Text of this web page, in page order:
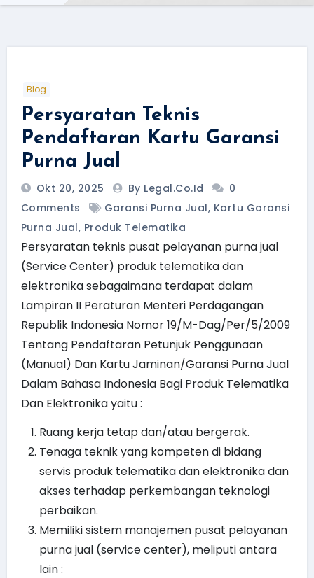
Blog
Persyaratan Teknis
Pendaftaran Kartu Garansi
Purna Jual
Okt 20, 2025 By Legal.Co.id
0
Comments
Garansi Purna Jual, Kartu Garansi
Purna Jual, Produk Telematika
Persyaratan teknis pusat pelayanan purna jual
(Service Center) produk telematika dan
elektronika sebagaimana terdapat dalam
Lampiran II Peraturan Menteri Perdagangan
Republik Indonesia Nomor 19/M-Dag/Per/5/2009
Tentang Pendaftaran Petunjuk Penggunaan
(Manual) Dan Kartu Jaminan/Garansi Purna Jual
Dalam Bahasa Indonesia Bagi Produk Telematika
Dan Elektronika yaitu :
Ruang kerja tetap dan/atau bergerak.
Tenaga teknik yang kompeten di bidang
servis produk telematika dan elektronika dan
akses terhadap perkembangan teknologi
perbaikan.
Memiliki sistem manajemen pusat pelayanan
purna jual (service center), meliputi antara
lain :